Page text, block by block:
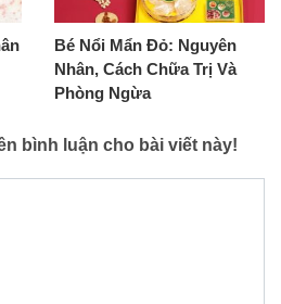
Bé Nổi Mẩn Đỏ: Nguyên
Nhân, Cách Chữa Trị Và
Phòng Ngừa
bình luận cho bài viết này!